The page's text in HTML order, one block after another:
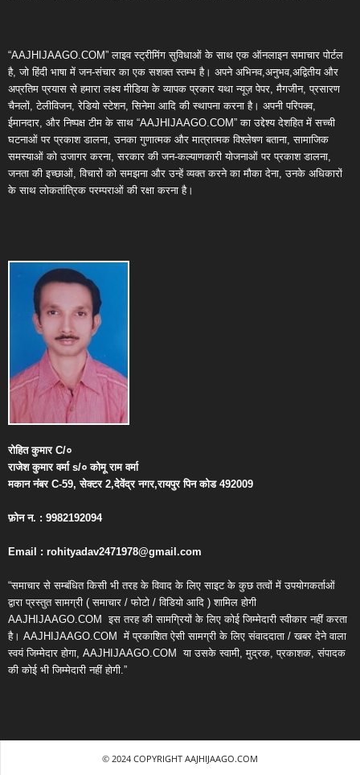
“AAJHIJAAGO.COM” लाइव स्ट्रीमिंग सुविधाओं के साथ एक ऑनलाइन समाचार पोर्टल
है, जो हिंदी भाषा में जन-संचार का एक सशक्त स्तम्भ है। अपने अभिनव,अनुभव,अद्वितीय और
अप्रतिम प्रयास से हमारा लक्ष्य मीडिया के व्यापक प्रकार यथा न्यूज़ पेपर, मैगजीन, प्रसारण
चैनलों, टेलीविजन, रेडियो स्टेशन, सिनेमा आदि की स्थापना करना है। अपनी परिपक्व,
ईमानदार, और निष्पक्ष टीम के साथ “AAJHIJAAGO.COM” का उद्देश्य देशहित में सच्ची
घटनाओं पर प्रकाश डालना, उनका गुणात्मक और मात्रात्मक विश्लेषण बताना, सामाजिक
समस्याओं को उजागर करना, सरकार की जन-कल्याणकारी योजनाओं पर प्रकाश डालना,
जनता की इच्छाओं, विचारों को समझना और उन्हें व्यक्त करने का मौका देना, उनके अधिकारों
के साथ लोकतांत्रिक परम्पराओं की रक्षा करना है।
रोहित कुमारC/०
राजेश कुमार वर्माs/० कोमू राम वर्मा
मकान नंबरC-59,सेक्टर2,देवेंद्र नगर,रायपुर पिन कोड492009
फ़ोन न. : 9982192094
Email : rohityadav2471978@gmail.com
“समाचार से सम्बंधित किसी भी तरह के विवाद के लिए साइट के कुछ तत्वों में उपयोगकर्ताओं
द्वारा प्रस्तुत सामग्री ( समाचार / फोटो / विडियो आदि ) शामिल होगी
AAJHIJAAGO.COM इस तरह की सामग्रियों के लिए कोई जिम्मेदारी स्वीकार नहीं करता
है। AAJHIJAAGO.COM में प्रकाशित ऐसी सामग्री के लिए संवाददाता / खबर देने वाला
स्वयं जिम्मेदार होगा, AAJHIJAAGO.COM या उसके स्वामी, मुद्रक, प्रकाशक, संपादक
की कोई भी जिम्मेदारी नहीं होगी.”
© 2024 COPYRIGHT AAJHIJAAGO.COM